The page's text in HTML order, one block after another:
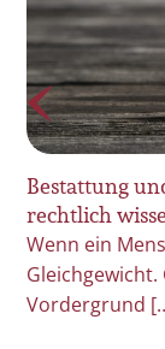
Bestattung
rechtlich
Wenn ein
Vordergrund